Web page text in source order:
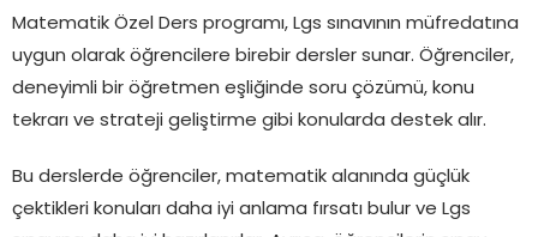
Matematik Özel Ders programı, Lgs sınavının müfredatına
uygun olarak öğrencilere birebir dersler sunar. Öğrenciler,
deneyimli bir öğretmen eşliğinde soru çözümü, konu
tekrarı ve strateji geliştirme gibi konularda destek alır.
Bu derslerde öğrenciler, matematik alanında güçlük
çektikleri konuları daha iyi anlama fırsatı bulur ve Lgs